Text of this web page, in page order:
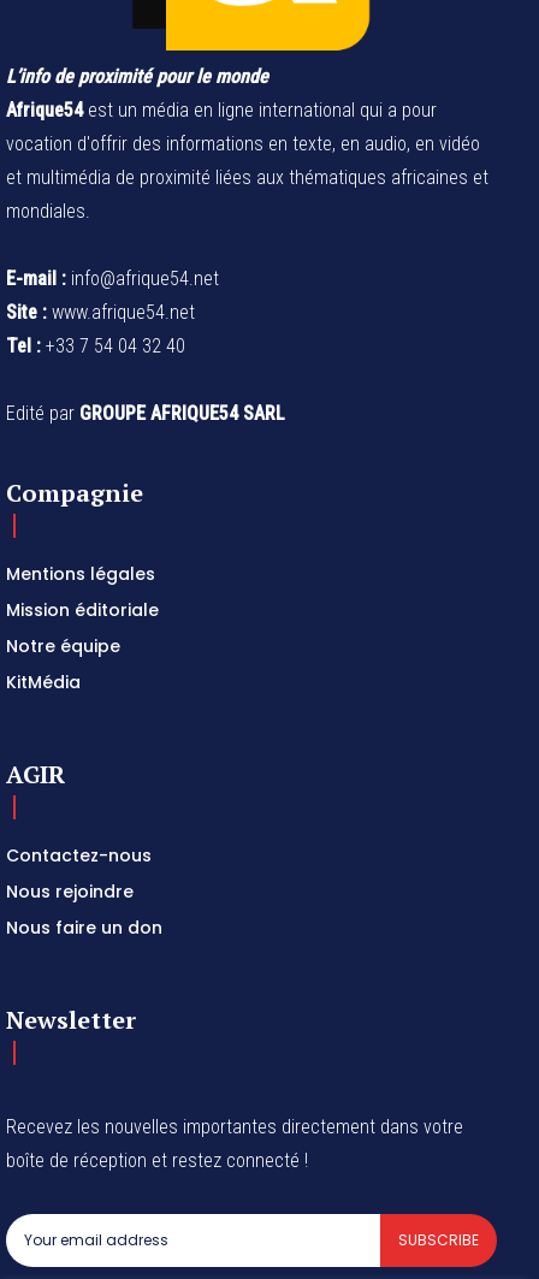
L’info de proximité pour le monde
Afrique54est un média en ligne international qui a pour
vocation d'offrir des informations en texte, en audio, en vidéo
et multimédia de proximité liées aux thématiques africaines et
mondiales.
E-mail : info@afrique54.net
Site : www.afrique54.net
Tel : +33 7 54 04 32 40
Edité par GROUPE AFRIQUE54 SARL
Compagnie
Mentions légales
Mission éditoriale
Notre équipe
KitMédia
AGIR
Contactez-nous
Nous rejoindre
Nous faire un don
Newsletter
Recevez les nouvelles importantes directement dans votre
boîte de réception et restez connecté !
SUBSCRIBE